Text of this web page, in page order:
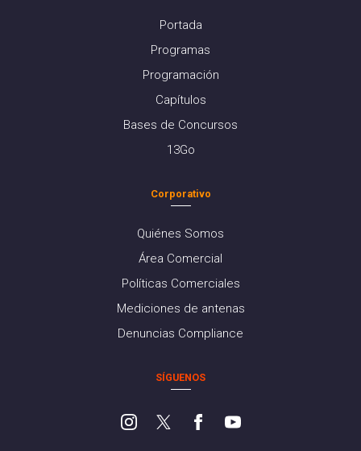
Portada
Programas
Programación
Capítulos
Bases de Concursos
13Go
Corporativo
Quiénes Somos
Área Comercial
Políticas Comerciales
Mediciones de antenas
Denuncias Compliance
SÍGUENOS